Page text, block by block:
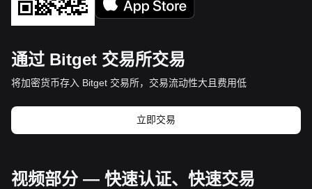
通过 Bitget 交易所交易
将加密货币存入 Bitget 交易所，交易流动性大且费用低
立即交易
视频部分 — 快速认证、快速交易